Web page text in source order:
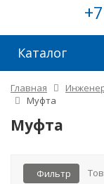
Каталог
Главная
Муфта
Муфта
Фильтр